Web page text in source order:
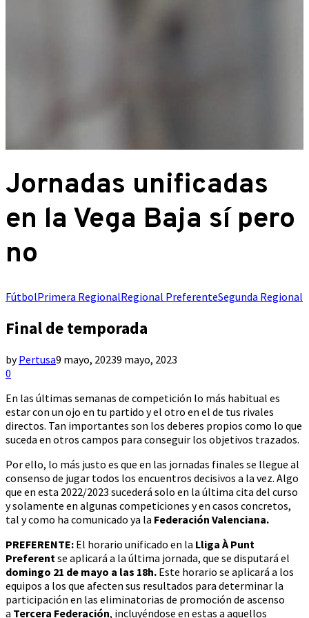
Jornadas unificadas
en la Vega Baja sí pero
no
FútbolPrimera RegionalRegional PreferenteSegunda Regional
Final de temporada
byPertusa9 mayo, 20239 mayo, 2023
0
En las últimas semanas de competición lo más habitual es
estar con un ojo en tu partido y el otro en el de tus rivales
directos. Tan importantes son los deberes propios como lo que
suceda en otros campos para conseguir los objetivos trazados.
Por ello, lo más justo es que en las jornadas finales se llegue al
consenso de jugar todos los encuentros decisivos a la vez. Algo
que en esta 2022/2023 sucederá solo en la última cita del curso
y solamente en algunas competiciones y en casos concretos,
tal y como ha comunicado ya la Federación Valenciana.
PREFERENTE: El horario unificado en la Lliga À Punt
Preferentse aplicará a la última jornada, que se disputará el
domingo 21 de mayo a las 18h. Este horario se aplicará a los
equipos a los que afecten sus resultados para determinar la
participación en las eliminatorias de promoción de ascenso
a Tercera Federación, incluyéndose en estas a aquellos